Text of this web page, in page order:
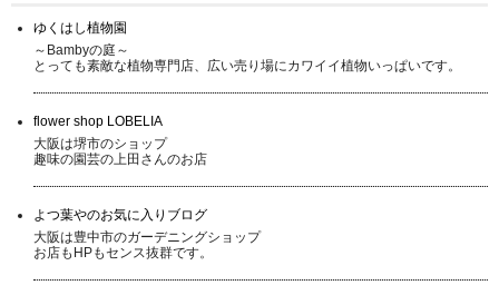
ゆくはし植物園
～Bambyの庭～
とっても素敵な植物専門店、広い売り場にカワイイ植物いっぱいです。
flower shop LOBELIA
大阪は堺市のショップ
趣味の園芸の上田さんのお店
よつ葉やのお気に入りブログ
大阪は豊中市のガーデニングショップ
お店もHPもセンス抜群です。